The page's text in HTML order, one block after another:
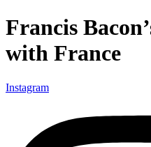
Francis
with France
Instagram